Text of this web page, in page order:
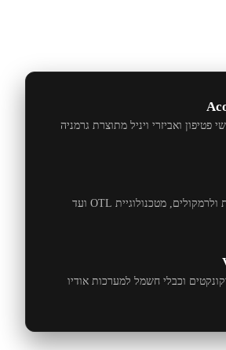
פטיפון ואביזרי ויניל מתוצרת גרמניה
ולרמקולים, מטכנולוגיית OTL ועד
וכבלי חשמל למערכות אודיו